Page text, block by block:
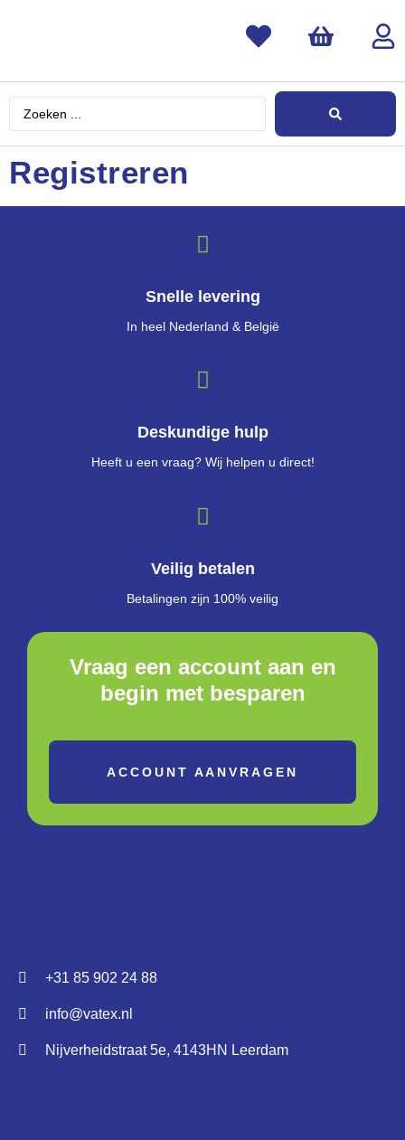
Registreren
Snelle levering
In heel Nederland & België
Deskundige hulp
Heeft u een vraag? Wij helpen u direct!
Veilig betalen
Betalingen zijn 100% veilig
Vraag een account aan en
begin met besparen
ACCOUNT AANVRAGEN
+31 85 902 24 88
info@vatex.nl
Nijverheidstraat 5e, 4143HN Leerdam